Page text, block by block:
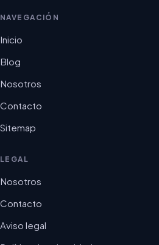
NAVEGACIÓN
Inicio
Blog
Nosotros
Contacto
Sitemap
LEGAL
Nosotros
Contacto
Aviso legal